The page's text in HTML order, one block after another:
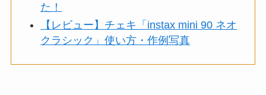
た！
【レビュー】チェキ「instax mini 90 ネオ
クラシック」使い方・作例写真